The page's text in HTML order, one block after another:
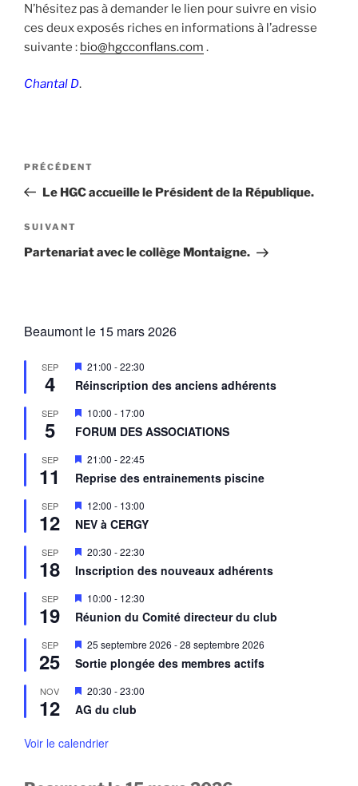
N’hésitez pas à demander le lien pour suivre en visio
ces deux exposés riches en informations à l’adresse
suivante : bio@hgcconflans.com .
Chantal D.
Navigation
l’article
Article
précédent
PRÉCÉDENT
Le HGC accueille le Président de la République.
Article
suivant
SUIVANT
Partenariat avec le collège Montaigne.
Beaumont le 15 mars 2026
SEP
4
M
i
s
n
a
a
n
t
21:00 -22:30
Réinscription des anciens adhérents
SEP
5
M
i
s
n
a
v
a
n
t
10:00 - 17:00
FORUM DES ASSOCIATIONS
SEP
11
M
s
n
a
a
n
t
21:00 -22:45
Reprise des entrainements piscine
SEP
12
M
i
s
n
a
a
n
t
12:00 - 13:00
NEV à CERGY
SEP
18
M
s
n
a
a
n
t
20:30 -22:30
Inscription des nouveaux adhérents
SEP
19
M
i
s
n
a
a
n
t
10:00 - 12:30
Réunion du Comité directeur du club
SEP
25
M
s
n
a
n
25 septembre 2026 -28 septembre 2026
Sortie plongée des membres actifs
NOV
12
M
i
s
n
20:30 -23:00
AG du club
Voir le calendrier